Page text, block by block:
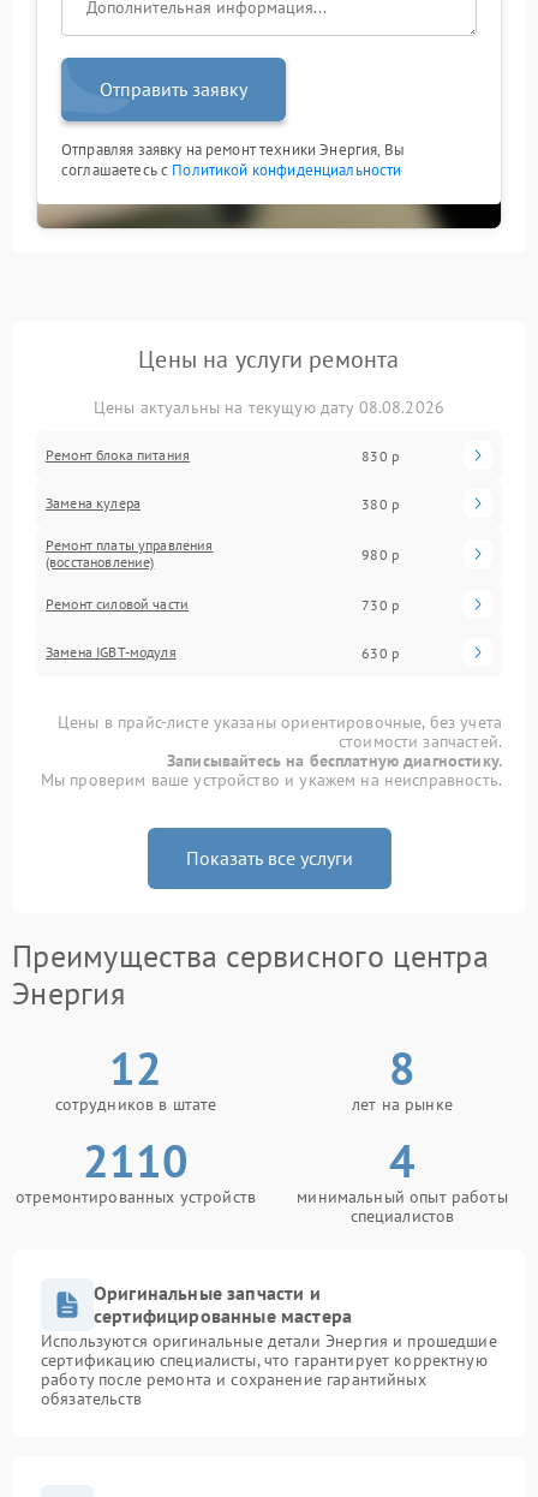
Отправить заявку
Отправляя заявку на ремонт техники Энергия, Вы
соглашаетесь с Политикой конфиденциальности
Цены на услуги ремонта
Цены актуальны на текущую дату 08.08.2026
Ремонт блока питания 830 р
Замена кулера 380 р
Ремонт платы управления
(восстановление)
980 р
Ремонт силовой части 730 р
Замена IGBT-модуля 630 р
Цены в прайс-листе указаны ориентировочные, без учета
стоимости запчастей.
Записывайтесь на бесплатную диагностику.
Мы проверим ваше устройство и укажем на неисправность.
Показать все услуги
Преимущества сервисного центра
Энергия
12
сотрудников в штате
8
лет на рынке
2110
отремонтированных устройств
4
минимальный опыт работы
специалистов
Оригинальные запчасти и
сертифицированные мастера
Используются оригинальные детали Энергия и прошедшие
сертификацию специалисты, что гарантирует корректную
работу после ремонта и сохранение гарантийных
обязательств